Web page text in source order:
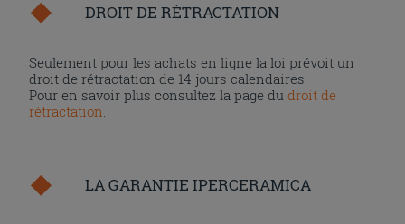
DROIT DE RÉTRACTATION
Seulement pour les achats en ligne la loi prévoit un
droit de rétractation de 14 jours calendaires.
Pour en savoir plus consultez la page dudroit de
rétractation
LA GARANTIE IPERCERAMICA